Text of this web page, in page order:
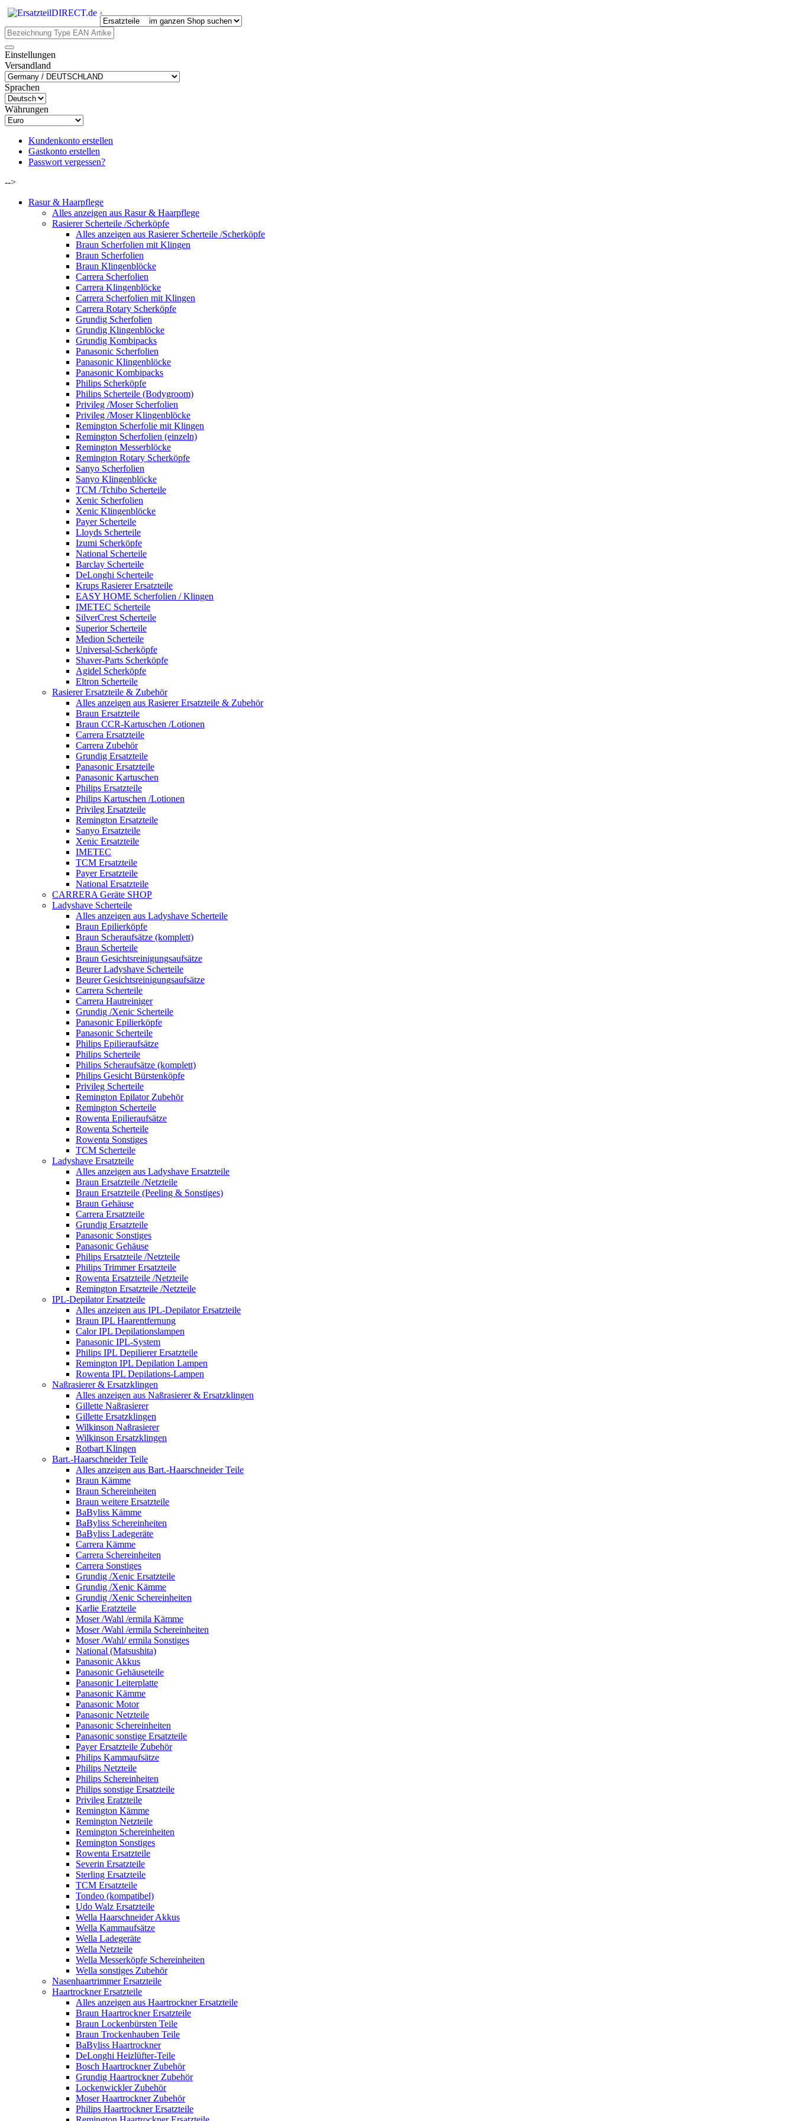
.
Einstellungen
Versandland
Sprachen
Währungen
Kundenkonto erstellen
Gastkonto erstellen
Passwort vergessen?
-->
Rasur & Haarpflege
Alles anzeigen aus Rasur & Haarpflege
Rasierer Scherteile /Scherköpfe
Alles anzeigen aus Rasierer Scherteile /Scherköpfe
Braun Scherfolien mit Klingen
Braun Scherfolien
Braun Klingenblöcke
Carrera Scherfolien
Carrera Klingenblöcke
Carrera Scherfolien mit Klingen
Carrera Rotary Scherköpfe
Grundig Scherfolien
Grundig Klingenblöcke
Grundig Kombipacks
Panasonic Scherfolien
Panasonic Klingenblöcke
Panasonic Kombipacks
Philips Scherköpfe
Philips Scherteile (Bodygroom)
Privileg /Moser Scherfolien
Privileg /Moser Klingenblöcke
Remington Scherfolie mit Klingen
Remington Scherfolien (einzeln)
Remington Messerblöcke
Remington Rotary Scherköpfe
Sanyo Scherfolien
Sanyo Klingenblöcke
TCM /Tchibo Scherteile
Xenic Scherfolien
Xenic Klingenblöcke
Payer Scherteile
Lloyds Scherteile
Izumi Scherköpfe
National Scherteile
Barclay Scherteile
DeLonghi Scherteile
Krups Rasierer Ersatzteile
EASY HOME Scherfolien / Klingen
IMETEC Scherteile
SilverCrest Scherteile
Superior Scherteile
Medion Scherteile
Universal-Scherköpfe
Shaver-Parts Scherköpfe
Agidel Scherköpfe
Eltron Scherteile
Rasierer Ersatzteile & Zubehör
Alles anzeigen aus Rasierer Ersatzteile & Zubehör
Braun Ersatzteile
Braun CCR-Kartuschen /Lotionen
Carrera Ersatzteile
Carrera Zubehör
Grundig Ersatzteile
Panasonic Ersatzteile
Panasonic Kartuschen
Philips Ersatzteile
Philips Kartuschen /Lotionen
Privileg Ersatzteile
Remington Ersatzteile
Sanyo Ersatzteile
Xenic Ersatzteile
IMETEC
TCM Ersatzteile
Payer Ersatzteile
National Ersatzteile
CARRERA Geräte SHOP
Ladyshave Scherteile
Alles anzeigen aus Ladyshave Scherteile
Braun Epilierköpfe
Braun Scheraufsätze (komplett)
Braun Scherteile
Braun Gesichtsreinigungsaufsätze
Beurer Ladyshave Scherteile
Beurer Gesichtsreinigungsaufsätze
Carrera Scherteile
Carrera Hautreiniger
Grundig /Xenic Scherteile
Panasonic Epilierköpfe
Panasonic Scherteile
Philips Epilieraufsätze
Philips Scherteile
Philips Scheraufsätze (komplett)
Philips Gesicht Bürstenköpfe
Privileg Scherteile
Remington Epilator Zubehör
Remington Scherteile
Rowenta Epilieraufsätze
Rowenta Scherteile
Rowenta Sonstiges
TCM Scherteile
Ladyshave Ersatzteile
Alles anzeigen aus Ladyshave Ersatzteile
Braun Ersatzteile /Netzteile
Braun Ersatzteile (Peeling & Sonstiges)
Braun Gehäuse
Carrera Ersatzteile
Grundig Ersatzteile
Panasonic Sonstiges
Panasonic Gehäuse
Philips Ersatzteile /Netzteile
Philips Trimmer Ersatzteile
Rowenta Ersatzteile /Netzteile
Remington Ersatzteile /Netzteile
IPL-Depilator Ersatzteile
Alles anzeigen aus IPL-Depilator Ersatzteile
Braun IPL Haarentfernung
Calor IPL Depilationslampen
Panasonic IPL-System
Philips IPL Depilierer Ersatzteile
Remington IPL Depilation Lampen
Rowenta IPL Depilations-Lampen
Naßrasierer & Ersatzklingen
Alles anzeigen aus Naßrasierer & Ersatzklingen
Gillette Naßrasierer
Gillette Ersatzklingen
Wilkinson Naßrasierer
Wilkinson Ersatzklingen
Rotbart Klingen
Bart.-Haarschneider Teile
Alles anzeigen aus Bart.-Haarschneider Teile
Braun Kämme
Braun Schereinheiten
Braun weitere Ersatzteile
BaByliss Kämme
BaByliss Schereinheiten
BaByliss Ladegeräte
Carrera Kämme
Carrera Schereinheiten
Carrera Sonstiges
Grundig /Xenic Ersatzteile
Grundig /Xenic Kämme
Grundig /Xenic Schereinheiten
Karlie Eratzteile
Moser /Wahl /ermila Kämme
Moser /Wahl /ermila Schereinheiten
Moser /Wahl/ ermila Sonstiges
National (Matsushita)
Panasonic Akkus
Panasonic Gehäuseteile
Panasonic Leiterplatte
Panasonic Kämme
Panasonic Motor
Panasonic Netzteile
Panasonic Schereinheiten
Panasonic sonstige Ersatzteile
Payer Ersatzteile Zubehör
Philips Kammaufsätze
Philips Netzteile
Philips Schereinheiten
Philips sonstige Ersatzteile
Privileg Eratzteile
Remington Kämme
Remington Netzteile
Remington Schereinheiten
Remington Sonstiges
Rowenta Ersatzteile
Severin Ersatzteile
Sterling Ersatzteile
TCM Ersatzteile
Tondeo (kompatibel)
Udo Walz Ersatzteile
Wella Haarschneider Akkus
Wella Kammaufsätze
Wella Ladegeräte
Wella Netzteile
Wella Messerköpfe Schereinheiten
Wella sonstiges Zubehör
Nasenhaartrimmer Ersatzteile
Haartrockner Ersatzteile
Alles anzeigen aus Haartrockner Ersatzteile
Braun Haartrockner Ersatzteile
Braun Lockenbürsten Teile
Braun Trockenhauben Teile
BaByliss Haartrockner
DeLonghi Heizlüfter-Teile
Bosch Haartrockner Zubehör
Grundig Haartrockner Zubehör
Lockenwickler Zubehör
Moser Haartrockner Zubehör
Philips Haartrockner Ersatzteile